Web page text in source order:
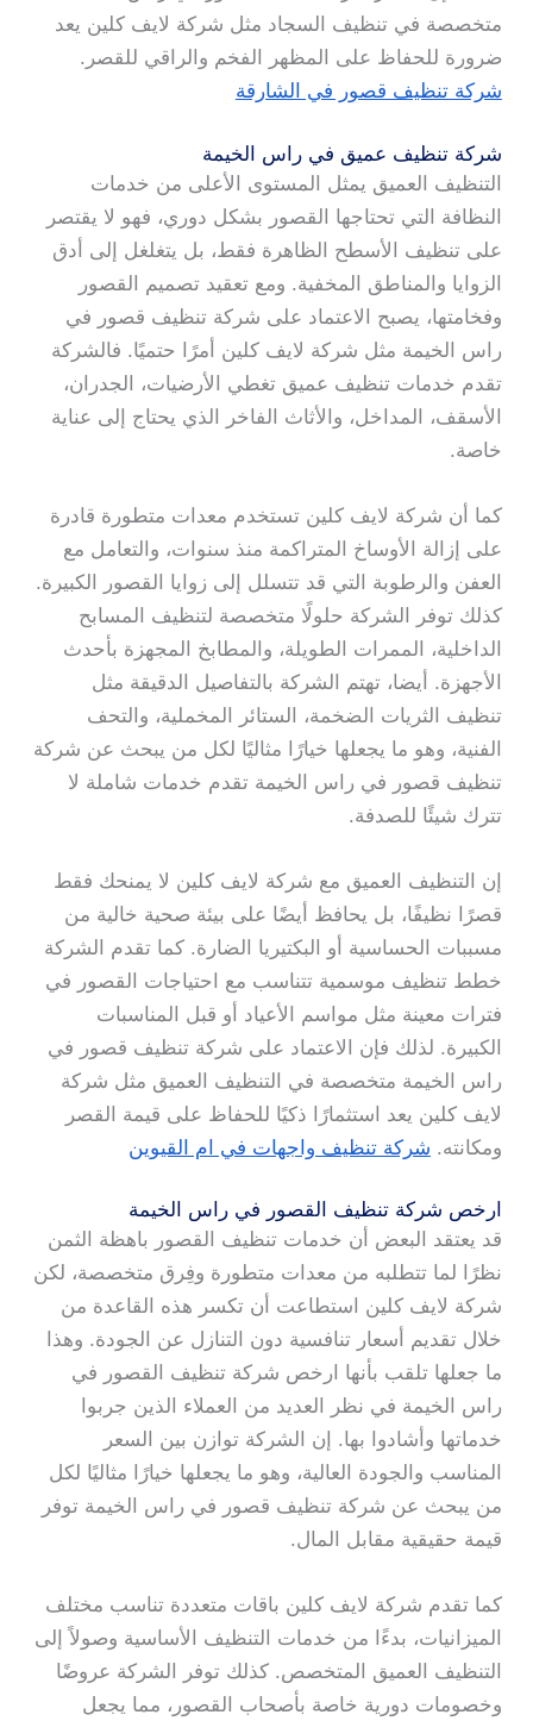
متخصصة في تنظيف السجاد مثل شركة لايف كلين يعد
ضرورة للحفاظ على المظهر الفخم والراقي للقصر.
شركة تنظيف قصور في الشارقة
شركة تنظيف عميق في راس الخيمة
التنظيف العميق يمثل المستوى الأعلى من خدمات
النظافة التي تحتاجها القصور بشكل دوري، فهو لا يقتصر
على تنظيف الأسطح الظاهرة فقط، بل يتغلغل إلى أدق
الزوايا والمناطق المخفية. ومع تعقيد تصميم القصور
وفخامتها، يصبح الاعتماد على شركة تنظيف قصور في
راس الخيمة مثل شركة لايف كلين أمرًا حتميًا. فالشركة
تقدم خدمات تنظيف عميق تغطي الأرضيات، الجدران،
الأسقف، المداخل، والأثاث الفاخر الذي يحتاج إلى عناية
خاصة.
كما أن شركة لايف كلين تستخدم معدات متطورة قادرة
على إزالة الأوساخ المتراكمة منذ سنوات، والتعامل مع
العفن والرطوبة التي قد تتسلل إلى زوايا القصور الكبيرة.
كذلك توفر الشركة حلولًا متخصصة لتنظيف المسابح
الداخلية، الممرات الطويلة، والمطابخ المجهزة بأحدث
الأجهزة. أيضا، تهتم الشركة بالتفاصيل الدقيقة مثل
تنظيف الثريات الضخمة، الستائر المخملية، والتحف
الفنية، وهو ما يجعلها خيارًا مثاليًا لكل من يبحث عن شركة
تنظيف قصور في راس الخيمة تقدم خدمات شاملة لا
تترك شيئًا للصدفة.
إن التنظيف العميق مع شركة لايف كلين لا يمنحك فقط
قصرًا نظيفًا، بل يحافظ أيضًا على بيئة صحية خالية من
مسببات الحساسية أو البكتيريا الضارة. كما تقدم الشركة
خطط تنظيف موسمية تتناسب مع احتياجات القصور في
فترات معينة مثل مواسم الأعياد أو قبل المناسبات
الكبيرة. لذلك فإن الاعتماد على شركة تنظيف قصور في
راس الخيمة متخصصة في التنظيف العميق مثل شركة
لايف كلين يعد استثمارًا ذكيًا للحفاظ على قيمة القصر
ومكانته. شركة تنظيف واجهات في ام القيوين
ارخص شركة تنظيف القصور في راس الخيمة
قد يعتقد البعض أن خدمات تنظيف القصور باهظة الثمن
نظرًا لما تتطلبه من معدات متطورة وفِرق متخصصة، لكن
شركة لايف كلين استطاعت أن تكسر هذه القاعدة من
خلال تقديم أسعار تنافسية دون التنازل عن الجودة. وهذا
ما جعلها تلقب بأنها ارخص شركة تنظيف القصور في
راس الخيمة في نظر العديد من العملاء الذين جربوا
خدماتها وأشادوا بها. إن الشركة توازن بين السعر
المناسب والجودة العالية، وهو ما يجعلها خيارًا مثاليًا لكل
من يبحث عن شركة تنظيف قصور في راس الخيمة توفر
قيمة حقيقية مقابل المال.
كما تقدم شركة لايف كلين باقات متعددة تناسب مختلف
الميزانيات، بدءًا من خدمات التنظيف الأساسية وصولاً إلى
التنظيف العميق المتخصص. كذلك توفر الشركة عروضًا
وخصومات دورية خاصة بأصحاب القصور، مما يجعل